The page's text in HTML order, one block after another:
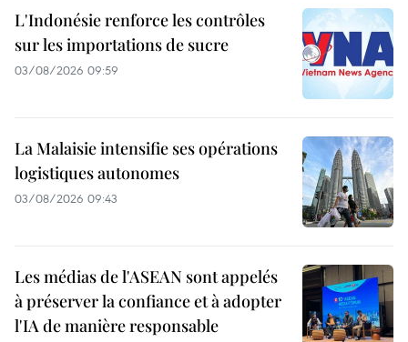
L'Indonésie renforce les contrôles
sur les importations de sucre
03/08/2026 09:59
La Malaisie intensifie ses opérations
logistiques autonomes
03/08/2026 09:43
Les médias de l'ASEAN sont appelés
à préserver la confiance et à adopter
l'IA de manière responsable